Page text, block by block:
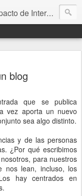
en la sociedad visto con mis propios ojos
blog
que se publica
vez aporta un nuevo
sea algo distinto.
y de las personas
¿Por qué escribimos
para nuestros
nos lean, incluso, los
hay centrados en